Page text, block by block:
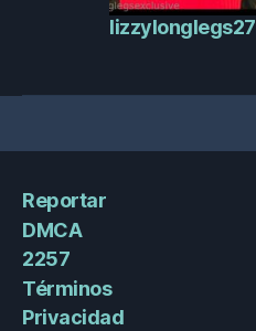
lizzylonglegs27
Reportar
DMCA
2257
Términos
Privacidad